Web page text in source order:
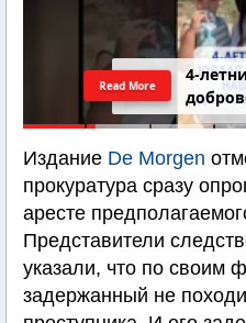
4-
Read More
Издание De Morgen
прокуратура сразу
аресте
Представители
указали, что по своим
задержанный не